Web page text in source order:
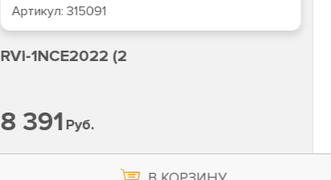
Артикул:315091
RVi-1NCE2022 (2
8 391Руб.